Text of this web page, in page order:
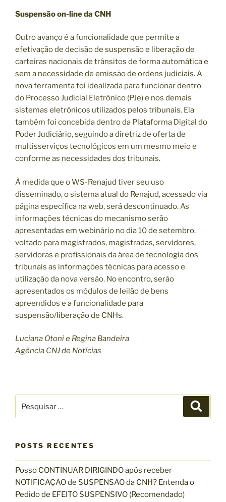
Suspensão on-line da CNH
Outro avanço é a funcionalidade que permite a
efetivação de decisão de suspensão e liberação de
carteiras nacionais de trânsitos de forma automática e
sem a necessidade de emissão de ordens judiciais. A
nova ferramenta foi idealizada para funcionar dentro
do Processo Judicial Eletrônico (PJe) e nos demais
sistemas eletrônicos utilizados pelos tribunais. Ela
também foi concebida dentro da Plataforma Digital do
Poder Judiciário, seguindo a diretriz de oferta de
multisserviços tecnológicos em um mesmo meio e
conforme as necessidades dos tribunais.
À medida que o WS-Renajud tiver seu uso
disseminado, o sistema atual do Renajud, acessado via
página específica na web, será descontinuado. As
informações técnicas do mecanismo serão
apresentadas em webinário no dia 10 de setembro,
voltado para magistrados, magistradas, servidores,
servidoras e profissionais da área de tecnologia dos
tribunais as informações técnicas para acesso e
utilização da nova versão. No encontro, serão
apresentados os módulos de leilão de bens
apreendidos e a funcionalidade para
suspensão/liberação de CNHs.
Luciana Otoni e Regina Bandeira
Agência CNJ de Notícias
u
i
s
a
r
s
r
POSTS RECENTES
Posso CONTINUAR DIRIGINDO após receber
NOTIFICAÇÃO de SUSPENSÃO da CNH? Entenda o
Pedido de EFEITO SUSPENSIVO (Recomendado)